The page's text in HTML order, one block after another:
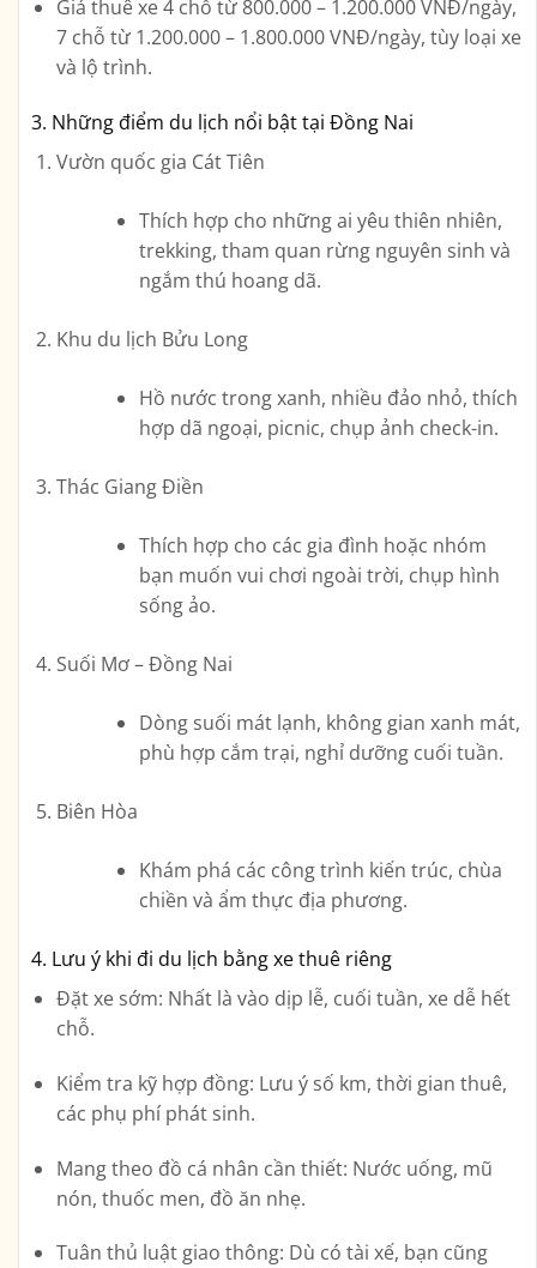
Giá thuê xe 4 chỗ từ800.000 – 1.200.000 VNĐ/ngày,
7 chỗ từ 1.200.000 – 1.800.000 VNĐ/ngày, tùy loại xe
và lộ trình.
3. Những điểm du lịch nổi bật tại Đồng Nai
Vườn quốc gia Cát Tiên
Thích hợp cho những ai yêu thiên nhiên,
trekking, tham quan rừng nguyên sinh và
ngắm thú hoang dã.
Khu du lịch Bửu Long
Hồ nước trong xanh, nhiều đảo nhỏ, thích
hợp dã ngoại, picnic, chụp ảnh check-in.
Thác Giang Điền
Thích hợp cho các gia đình hoặc nhóm
bạn muốn vui chơi ngoài trời, chụp hình
sống ảo.
Suối Mơ – Đồng Nai
Dòng suối mát lạnh, không gian xanh mát,
phù hợp cắm trại, nghỉ dưỡng cuối tuần.
Biên Hòa
Khám phá các công trình kiến trúc, chùa
chiền và ẩm thực địa phương.
4. Lưu ý khi đi du lịch bằng xe thuê riêng
Đặt xe sớm: Nhất là vào dịp lễ, cuối tuần, xe dễ hết
chỗ.
Kiểm tra kỹ hợp đồng: Lưu ý số km, thời gian thuê,
các phụ phí phát sinh.
Mang theo đồ cá nhân cần thiết: Nước uống, mũ
nón, thuốc men, đồ ăn nhẹ.
Tuân thủ luật giao thông: Dù có tài xế, bạn cũng